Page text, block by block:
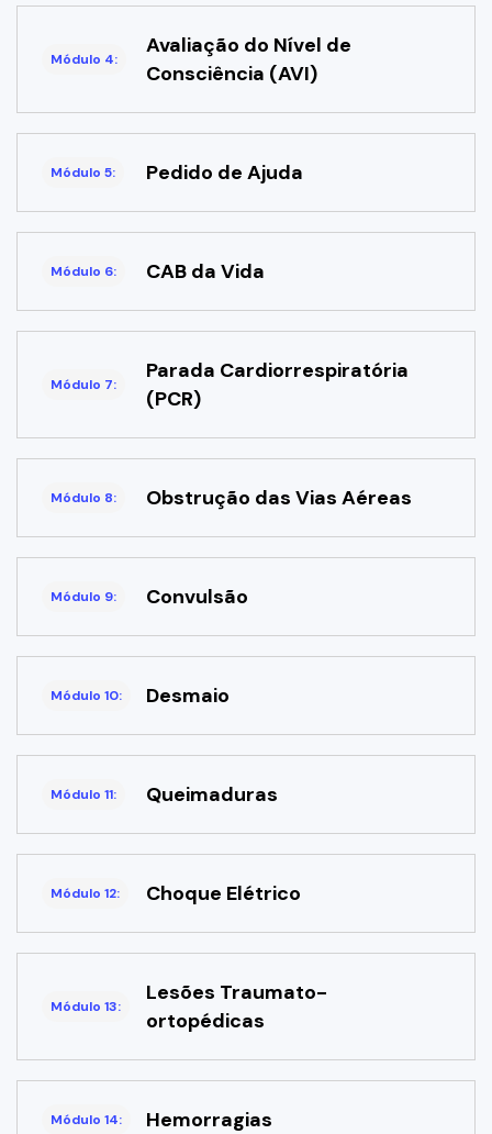
Módulo 4:
Avaliação do Nível de
Consciência (AVI)
Módulo 5: Pedido de Ajuda
Módulo 6: CAB da Vida
Módulo 7:
Parada Cardiorrespiratória
(PCR)
Módulo 8: Obstrução das Vias Aéreas
Módulo 9: Convulsão
Módulo 10: Desmaio
Módulo 11: Queimaduras
Módulo 12: Choque Elétrico
Módulo 13:
Lesões Traumato-
ortopédicas
Módulo 14: Hemorragias